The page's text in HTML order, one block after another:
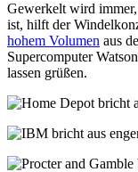
Gewerkelt wird
ist, hilft der
hohem Volumen aus
Supercomputer
lassen grüßen.